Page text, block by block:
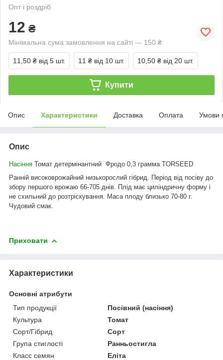
Опт і роздріб
12 ₴
Мінімальна сума замовлення на сайті — 150 ₴
11,50 ₴ від 5 шт. 11 ₴ від 10 шт. 10,50 ₴ від 20 шт.
Купити
Опис Характеристики Доставка Оплата Умови
Опис
Насіння Томат детермінантний Фродо 0,3 грамма TORSEED
Ранній високоврожайний низькорослий гібрид. Період від посіву до
збору першого врожаю 66-705 днів. Плід має циліндричну форму і
не схильний до розтріскування. Маса плоду близько 70-80 г.
Чудовий смак.
Приховати
Характеристики
Основні атрибути
Тип продукції
Посівний (насіння)
Культура
Томат
Сорт/Гібрид
Сорт
Група стиглості
Ранньостигла
Класс семян
Еліта